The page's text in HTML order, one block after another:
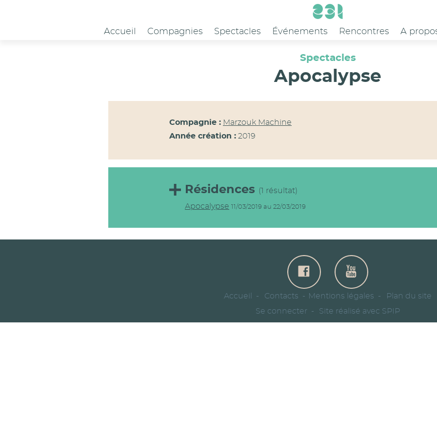
Accueil Compagnies Spectacles Événements Rencontres A
Spectacles
Apocalypse
Compagnie : Marzouk Machine
Année création : 2019
Résidences
(1 résultat)
Apocalypse 11/03/2019 au 22/03/2019
Accueil Contacts Mentions légales
Plan du site
Se connecter
Site réalisé avec SPIP